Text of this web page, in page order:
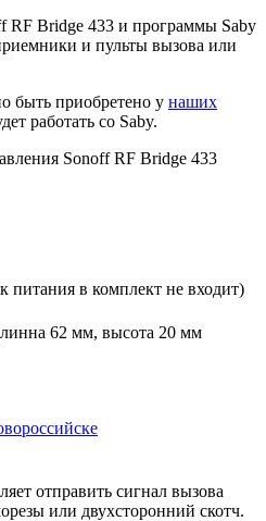
RF Bridge 433 и программы Saby
и пульты вызова или
быть приобретено у наших
работать со Saby.
Sonoff RF Bridge 433
в комплект не входит)
62 мм, высота 20 мм
отправить сигнал вызова
или двухсторонний скотч.